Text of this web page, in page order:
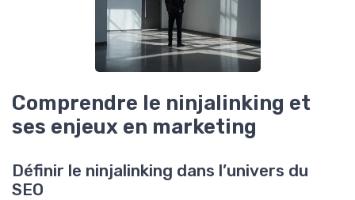
Comprendre le ninjalinking et
ses enjeux en marketing
Définir le ninjalinking dans l’univers du
SEO